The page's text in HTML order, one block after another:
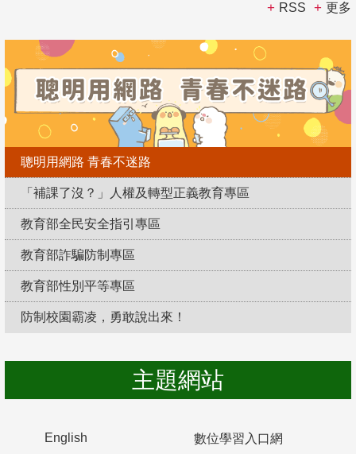
RSS 更多
聰明用網路 青春不迷路
「補課了沒？」人權及轉型正義教育專區
教育部全民安全指引專區
教育部詐騙防制專區
教育部性別平等專區
防制校園霸凌，勇敢說出來！
主題網站
English 數位學習入口網